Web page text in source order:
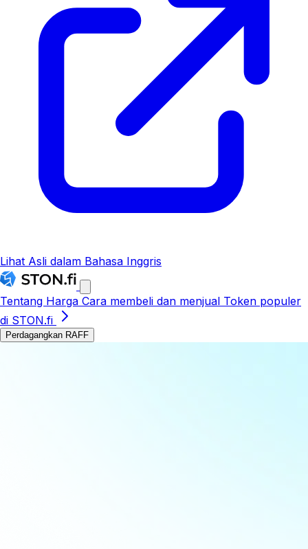
Lihat Asli dalam Bahasa Inggris
Tentang Harga Cara membeli dan menjual Token populer
di STON.fi
Perdagangkan RAFF